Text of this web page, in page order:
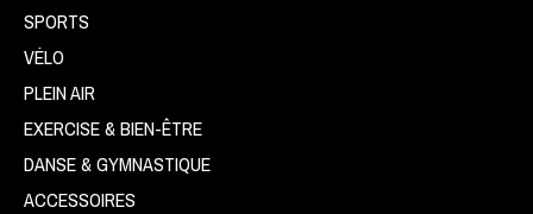
SPORTS
VÉLO
PLEIN AIR
EXERCISE & BIEN-ÊTRE
DANSE & GYMNASTIQUE
ACCESSOIRES